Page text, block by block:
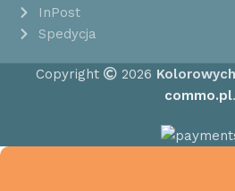
InPost
Spedycja
Copyright 2026
commo.pl.